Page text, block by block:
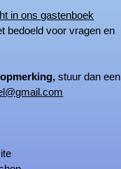
in ons gastenboek
bedoeld voor vragen en
stuur dan een